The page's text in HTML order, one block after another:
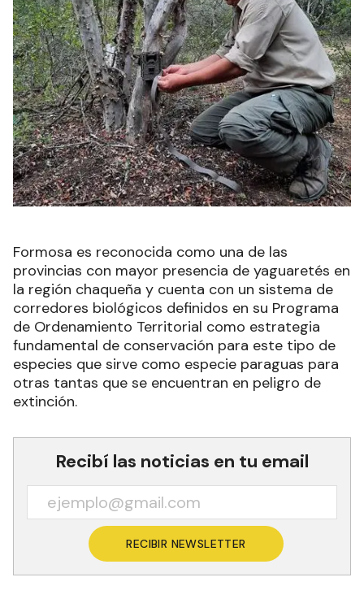
Formosa es reconocida como una de las
provincias con mayor presencia de yaguaretés en
la región chaqueña y cuenta con un sistema de
corredores biológicos definidos en su Programa
de Ordenamiento Territorial como estrategia
fundamental de conservación para este tipo de
especies que sirve como especie paraguas para
otras tantas que se encuentran en peligro de
extinción.
Recibí las noticias en tu email
RECIBIR NEWSLETTER